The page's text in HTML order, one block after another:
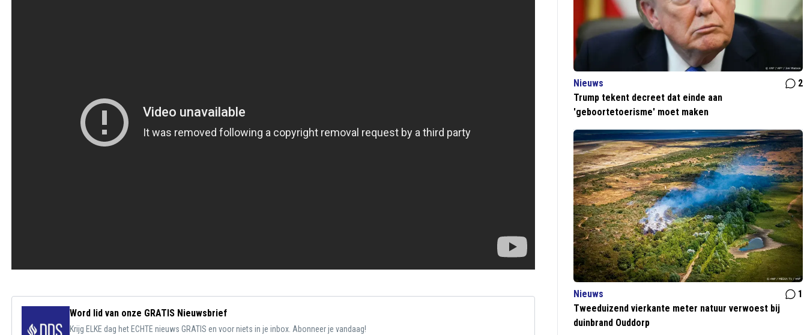
Word lid van onze GRATIS Nieuwsbrief
Krijg ELKE dag het ECHTE nieuws GRATIS en voor niets in je inbox. Abonneer je vandaag!
Nieuws
2
Trump tekent decreet dat einde aan
'geboortetoerisme' moet maken
Nieuws
1
Tweeduizend vierkante meter natuur verwoest bij
duinbrand Ouddorp